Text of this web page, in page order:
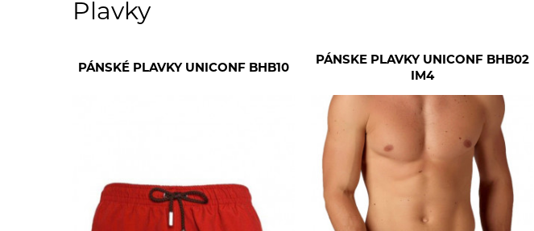
Plavky
PÁNSKÉ PLAVKY UNICONF BHB10
PÁNSKE PLAVKY UNICONF BHB02
IM4